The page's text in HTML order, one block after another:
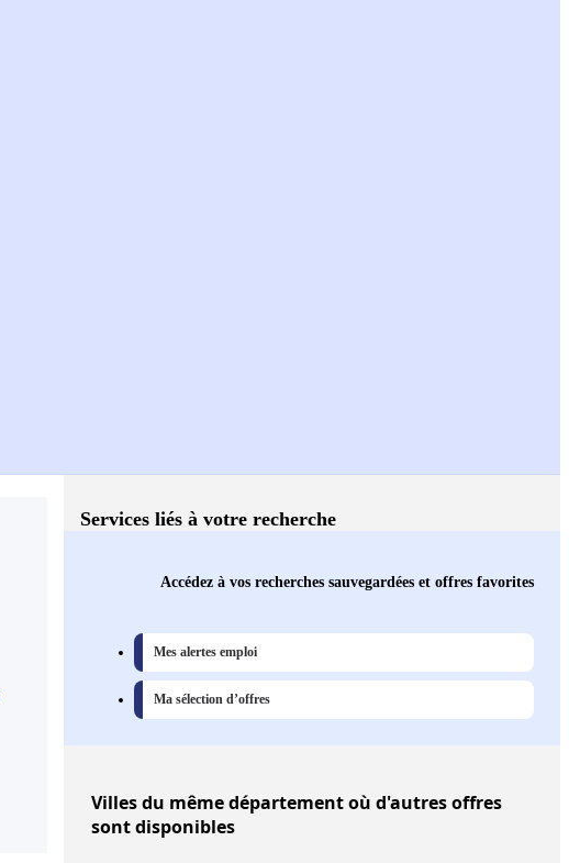
Services liés à votre recherche
Accédez à vos recherches sauvegardées et offres favorites
Mes alertes emploi
Ma sélection d’offres
Villesdu même département où d'autres offres
sont disponibles